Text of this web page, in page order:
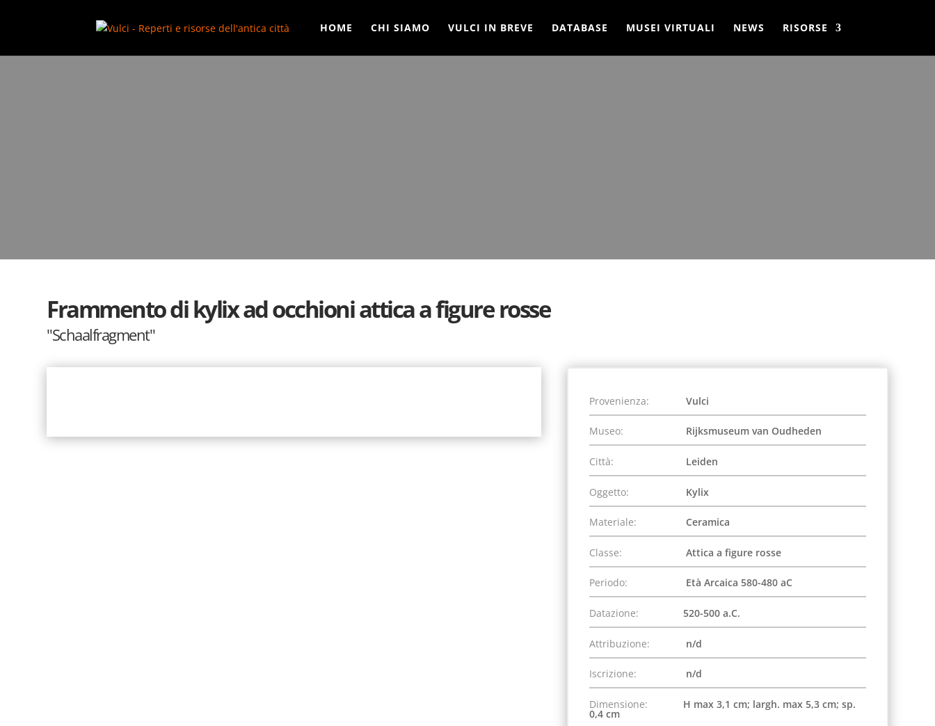
HOME
CHI SIAMO VULCI IN BREVE DATABASE MUSEI VIRTUALI NEWS RISORSE
Frammento di kylix ad occhioni attica a figure rosse
"Schaalfragment"
Provenienza: Vulci
Museo: Rijksmuseum van Oudheden
Città: Leiden
Oggetto: Kylix
Materiale: Ceramica
Classe: Attica a figure rosse
Periodo: Età Arcaica 580-480 aC
Datazione: 520-500 a.C.
Attribuzione: n/d
Iscrizione: n/d
Dimensione: H max 3,1 cm; largh. max 5,3 cm; sp.
0,4 cm